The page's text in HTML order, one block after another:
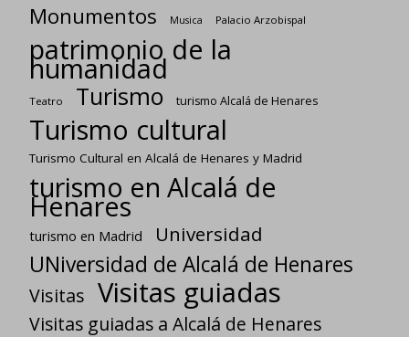
Monumentos Musica Palacio Arzobispal
patrimonio de la
humanidad
Teatro Turismo turismo Alcalá de Henares
Turismo cultural
Turismo Cultural en Alcalá de Henares y Madrid
turismo en Alcalá de
Henares
turismo en Madrid Universidad
UNiversidad de Alcalá de Henares
Visitas Visitas guiadas
Visitas guiadas a Alcalá de Henares